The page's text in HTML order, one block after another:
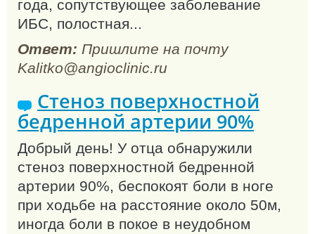
года, сопутствующее заболевание
ИБС, полостная...
Ответ: Пришлите на почту
Kalitko@angioclinic.ru
Стеноз поверхностной
бедренной артерии 90%
Добрый день! У отца обнаружили
стеноз поверхностной бедренной
артерии 90%, беспокоят боли в ноге
при ходьбе на расстояние около 50м,
иногда боли в покое в неудобном